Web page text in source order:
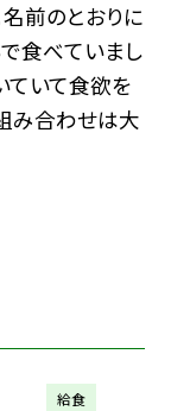
前のとおりに
食べていまし
ていて食欲を
み合わせは大
給食